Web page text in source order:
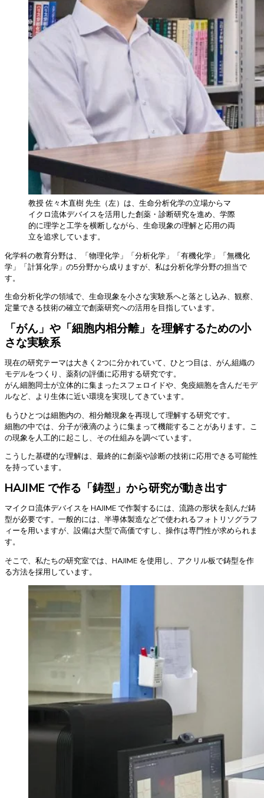
教授 佐々木直樹 先生（左）は、生命分析化学の立場からマ
イクロ流体デバイスを活用した創薬・診断研究を進め、学際
的に理学と工学を横断しながら、生命現象の理解と応用の両
立を追求しています。
化学科の教育分野は、「物理化学」「分析化学」「有機化学」「無機化
学」「計算化学」の5分野から成りますが、私は分析化学分野の担当で
す。
生命分析化学の領域で、生命現象を小さな実験系へと落とし込み、観察、
定量できる技術の確立で創薬研究への活用を目指しています。
「がん」や「細胞内相分離」を理解するための小
さな実験系
現在の研究テーマは大きく2つに分かれていて、ひとつ目は、がん組織の
モデルをつくり、薬剤の評価に応用する研究です。
がん細胞同士が立体的に集まったスフェロイドや、免疫細胞を含んだモデ
ルなど、より生体に近い環境を実現してきています。
もうひとつは細胞内の、相分離現象を再現して理解する研究です。
細胞の中では、分子が液滴のように集まって機能することがあります。こ
の現象を人工的に起こし、その仕組みを調べています。
こうした基礎的な理解は、最終的に創薬や診断の技術に応用できる可能性
を持っています。
HAJIME で作る「鋳型」から研究が動き出す
マイクロ流体デバイスを HAJIME で作製するには、流路の形状を刻んだ鋳
型が必要です。一般的には、半導体製造などで使われるフォトリソグラフ
ィーを用いますが、設備は大型で高価ですし、操作は専門性が求められま
す。
そこで、私たちの研究室では、HAJIME を使用し、アクリル板で鋳型を作
る方法を採用しています。